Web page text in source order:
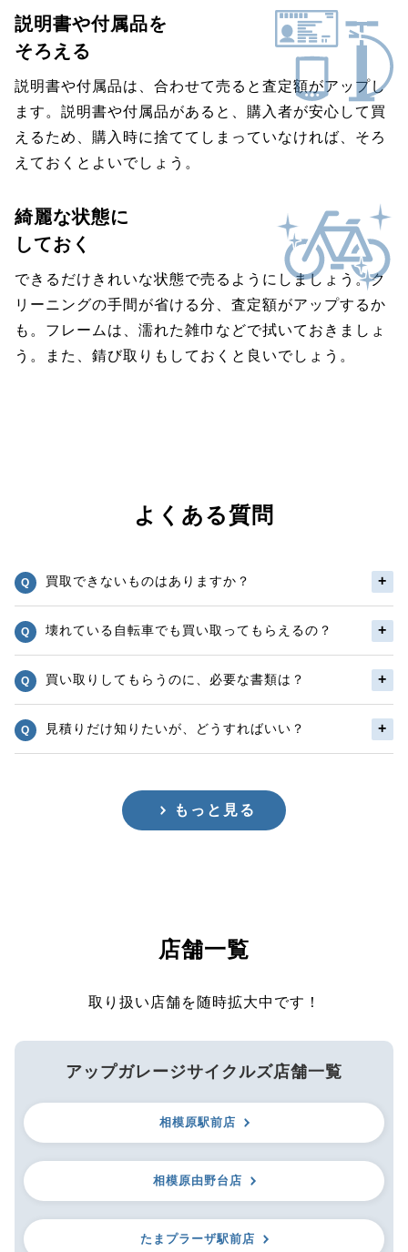
説明書や付属品を
そろえる
説明書や付属品は、合わせて売ると査定額がアップし
ます。説明書や付属品があると、購入者が安心して買
えるため、購入時に捨ててしまっていなければ、そろ
えておくとよいでしょう。
綺麗な状態に
しておく
できるだけきれいな状態で売るようにしましょう。ク
リーニングの手間が省ける分、査定額がアップするか
も。フレームは、濡れた雑巾などで拭いておきましょ
う。また、錆び取りもしておくと良いでしょう。
よくある質問
買取できないものはありますか？
壊れている自転車でも買い取ってもらえるの？
買い取りしてもらうのに、必要な書類は？
見積りだけ知りたいが、どうすればいい？
もっと見る
店舗一覧
取り扱い店舗を随時拡大中です！
アップガレージサイクルズ店舗一覧
相模原駅前店
相模原由野台店
たまプラーザ駅前店